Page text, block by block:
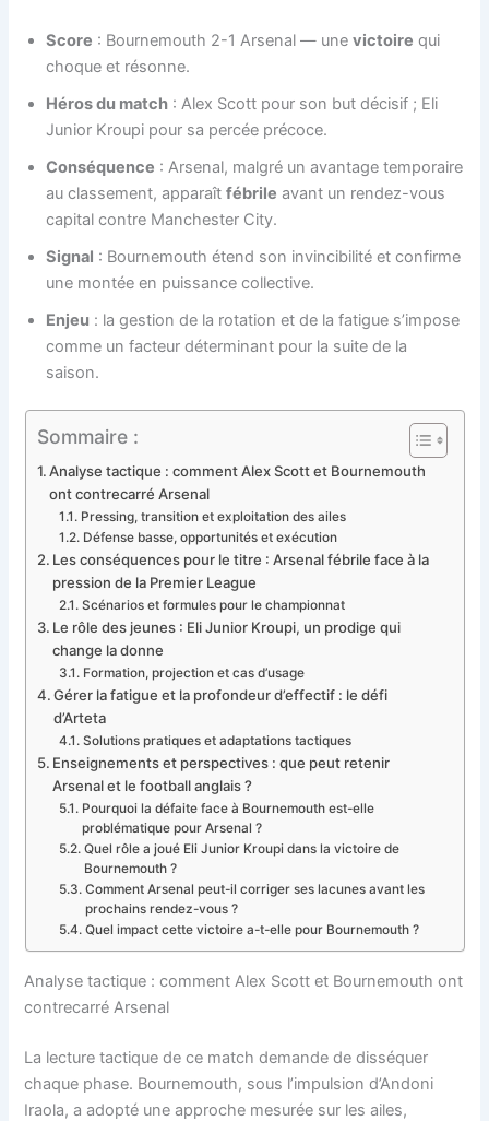
Score : Bournemouth 2-1 Arsenal — unevictoire qui
choque et résonne.
Héros du match : Alex Scott pour son but décisif ; Eli
Junior Kroupi pour sa percée précoce.
Conséquence : Arsenal, malgré un avantage temporaire
au classement, apparaîtfébrile avant un rendez-vous
capital contre Manchester City.
Signal : Bournemouth étend son invincibilité et confirme
une montée en puissance collective.
Enjeu : la gestion de la rotation et de la fatigue s’impose
comme un facteur déterminant pour la suite de la
saison.
Sommaire :
Analyse tactique : comment Alex Scott et Bournemouth
ont contrecarré Arsenal
Pressing, transition et exploitation des ailes
Défense basse, opportunités et exécution
Les conséquences pour le titre : Arsenal fébrile face à la
pression de la Premier League
Scénarios et formules pour le championnat
Le rôle des jeunes : Eli Junior Kroupi, un prodige qui
change la donne
Formation, projection et cas d’usage
Gérer la fatigue et la profondeur d’effectif : le défi
d’Arteta
Solutions pratiques et adaptations tactiques
Enseignements et perspectives : que peut retenir
Arsenal et le football anglais ?
Pourquoi la défaite face à Bournemouth est-elle
problématique pour Arsenal ?
Quel rôle a joué Eli Junior Kroupi dans la victoire de
Bournemouth ?
Comment Arsenal peut-il corriger ses lacunes avant les
prochains rendez-vous ?
Quel impact cette victoire a-t-elle pour Bournemouth ?
Analyse tactique : comment Alex Scott et Bournemouth ont
contrecarré Arsenal
La lecture tactique de ce match demande de disséquer
chaque phase. Bournemouth, sous l’impulsion d’Andoni
Iraola, a adopté une approche mesurée sur les ailes,